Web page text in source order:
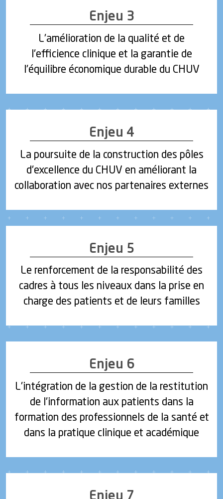
Enjeu 3
L'amélioration de la qualité et de
l'efficience clinique et la garantie de
l'équilibre économique durable du CHUV
Enjeu 4
La poursuite de la construction des pôles
d'excellence du CHUV en améliorant la
collaboration avec nos partenaires externes
Enjeu 5
Le renforcement de la responsabilité des
cadres à tous les niveaux dans la prise en
charge des patients et de leurs familles
Enjeu 6
L'intégration de la gestion de la restitution
de l'information aux patients dans la
formation des professionnels de la santé et
dans la pratique clinique et académique